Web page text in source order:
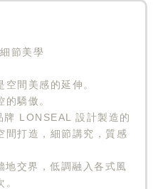
節美學
間美感的延伸。
驕傲。
LONSEAL 設計製造的
間打造，細節講究，質感
交界，低調融入各式風